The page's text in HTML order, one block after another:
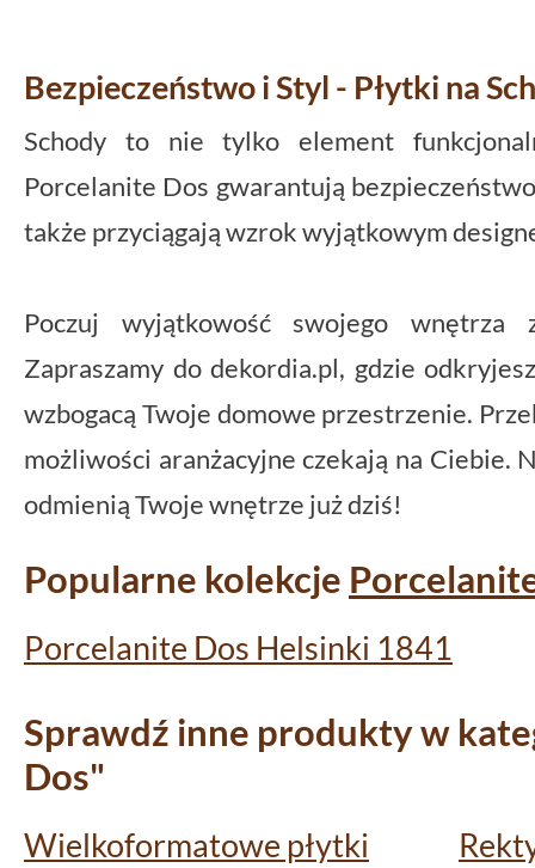
Bezpieczeństwo i Styl - Płytki na
Schody to nie tylko element
Porcelanite Dos gwarantują
także przyciągają wzrok wyjątkowym
Poczuj wyjątkowość swojego wnętrza
Zapraszamy do dekordia.pl, gdzie
wzbogacą Twoje domowe przestrzenie.
możliwości aranżacyjne czekają na Ciebie.
odmienią Twoje wnętrze już dziś!
Popularne kolekcje
Porcelanite Dos Helsinki 1841
Sprawdź inne produkty w
Dos"
Wielkoformatowe płytki